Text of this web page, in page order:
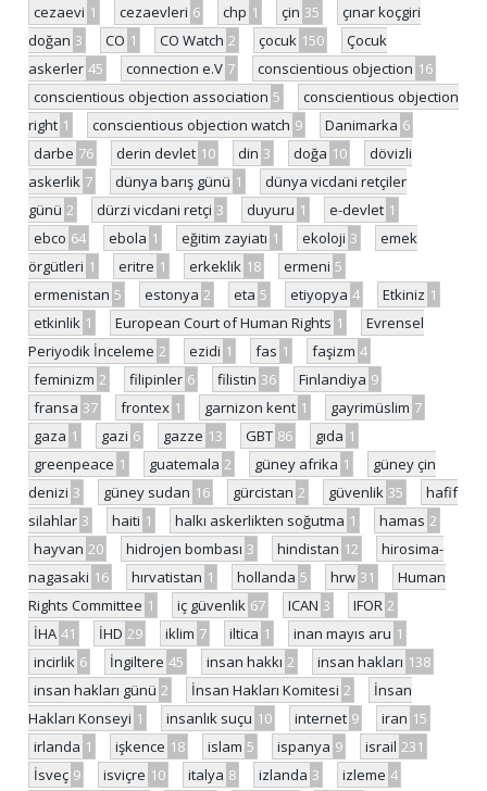
cezaevi 1 cezaevleri 6 chp 1 çin 35
çınar koçgiri
doğan 3 CO 1 CO Watch 2 çocuk 150
Çocuk
askerler 45 connection e.V 7 conscientious objection 16
conscientious objection association 5
conscientious objection
right 1 conscientious objection watch 9 Danimarka 6
darbe 76 derin devlet 10 din 3 doğa 10
dövizli
askerlik 7 dünya barış günü 1
dünya vicdani retçiler
günü 2 dürzi vicdani retçi 3 duyuru 1 e-devlet 1
ebco 64 ebola 1 eğitim zayiatı 1 ekoloji 3
emek
örgütleri 1 eritre 1 erkeklik 18 ermeni 5
ermenistan 5 estonya 2 eta 5 etiyopya 4 Etkiniz 1
etkinlik 1 European Court of Human Rights 1
Evrensel
Periyodik İnceleme 2 ezidi 1 fas 1 faşizm 4
feminizm 2 filipinler 6 filistin 36 Finlandiya 9
fransa 37 frontex 1 garnizon kent 1 gayrimüslim 7
gaza 1 gazi 6 gazze 13 GBT 86 gıda 1
greenpeace 1 guatemala 2 güney afrika 1
güney çin
denizi 3 güney sudan 16 gürcistan 2 güvenlik 35
hafif
silahlar 3 haiti 1 halkı askerlikten soğutma 1 hamas 2
hayvan 20 hidrojen bombası 3 hindistan 12
hirosima-
nagasaki 16 hırvatistan 1 hollanda 5 hrw 31
Human
Rights Committee 1 iç güvenlik 67 ICAN 3 IFOR 2
İHA 41 İHD 29 iklim 7 iltica 1 inan mayıs aru 1
incirlik 6 İngiltere 45 insan hakkı 2 insan hakları 138
insan hakları günü 2 İnsan Hakları Komitesi 2
İnsan
Hakları Konseyi 1 insanlık suçu 10 internet 9 iran 15
irlanda 1 işkence 18 islam 5 ispanya 9 israil 231
İsveç 9 isviçre 10 italya 8 izlanda 3 izleme 4